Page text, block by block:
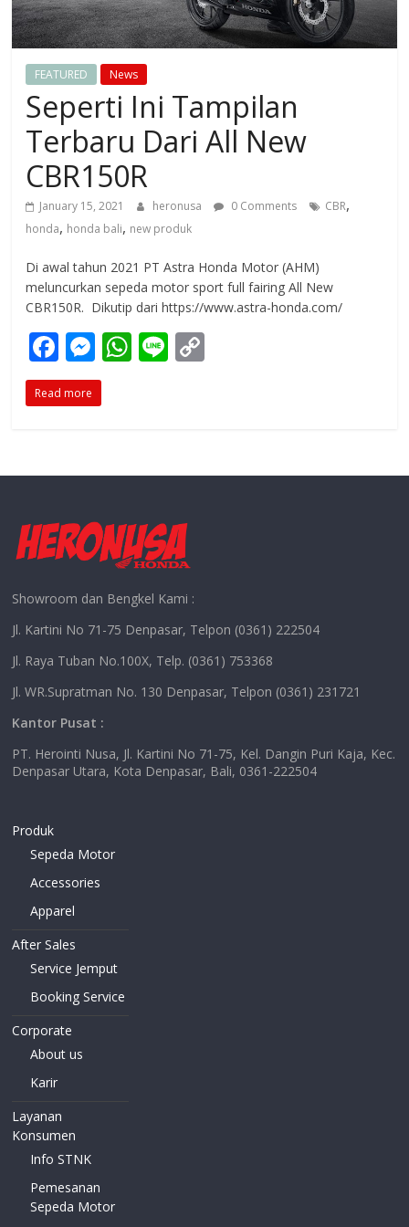
FEATURED News
Seperti Ini Tampilan
Terbaru Dari All New
CBR150R
January 15, 2021 heronusa 0 Comments CBR,
honda, honda bali, new produk
Di awal tahun 2021 PT Astra Honda Motor (AHM)
meluncurkan sepeda motor sport full fairing All New
CBR150R. Dikutip dari https://www.astra-honda.com/
F
ac
e
k
M
e
ss
er
W
p
Li
Read more
Showroom dan Bengkel Kami :
Jl. Kartini No 71-75 Denpasar, Telpon (0361) 222504
Jl. Raya Tuban No.100X, Telp. (0361) 753368
Jl. WR.Supratman No. 130 Denpasar, Telpon (0361) 231721
Kantor Pusat :
PT. Herointi Nusa, Jl. Kartini No 71-75, Kel. Dangin Puri Kaja, Kec.
Denpasar Utara, Kota Denpasar, Bali, 0361-222504
Produk
Sepeda Motor
Accessories
Apparel
After Sales
Service Jemput
Booking Service
Corporate
About us
Karir
Layanan
Konsumen
Info STNK
Pemesanan
Sepeda Motor